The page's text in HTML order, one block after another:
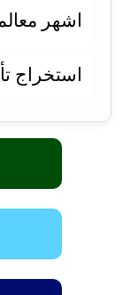
اشهر
استخراج